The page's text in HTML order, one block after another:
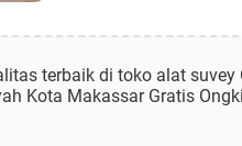
terbaik di toko alat
Kota Makassar Gratis